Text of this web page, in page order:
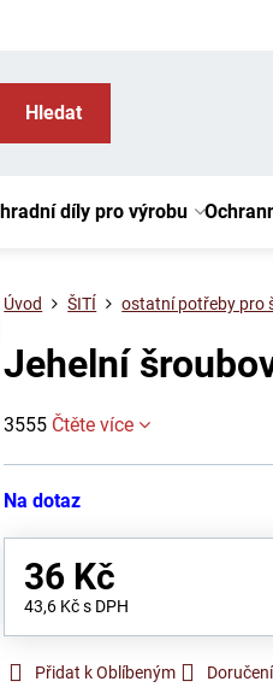
Hledat
díly pro výrobu
Úvod ŠITÍ ostatní potřeby pro
Jehelní
3555 Čtěte více
Na dotaz
36 Kč
43,6 Kčs DPH
Přidat k Oblíbeným Doručení